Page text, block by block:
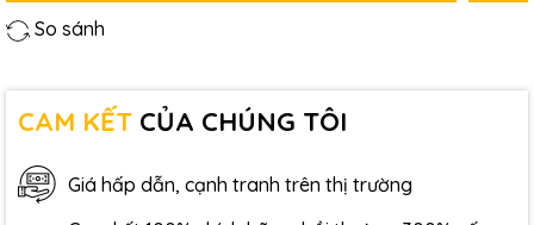
So sánh
CAM KẾT CỦA CHÚNG TÔI
Giá hấp dẫn, cạnh tranh trên thị trường